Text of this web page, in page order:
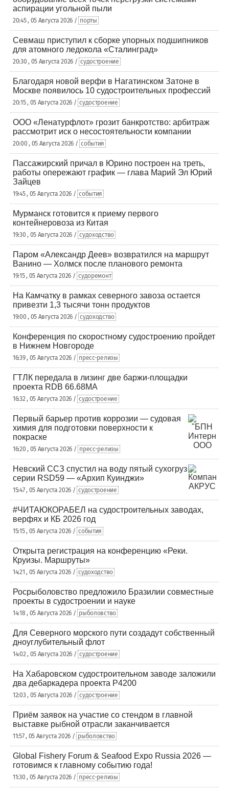
аспирации угольной пыли
20:45 , 05 Августа 2026 / порты
Севмаш приступил к сборке упорных подшипников
для атомного ледокола «Сталинград»
20:30 , 05 Августа 2026 / судостроение
Благодаря новой верфи в Нагатинском Затоне в
Москве появилось 10 судостроительных профессий
20:15 , 05 Августа 2026 / судостроение
ООО «Ленатурфлот» грозит банкротство: арбитраж
рассмотрит иск о несостоятельности компании
20:00 , 05 Августа 2026 / события
Пассажирский причал в Юрино построен на треть,
работы опережают график — глава Марий Эл Юрий
Зайцев
19:45 , 05 Августа 2026 / события
Мурманск готовится к приему первого
контейнеровоза из Китая
19:30 , 05 Августа 2026 / судоходство
Паром «Александр Деев» возвратился на маршрут
Ванино — Холмск после планового ремонта
19:15 , 05 Августа 2026 / судоремонт
На Камчатку в рамках северного завоза остается
привезти 1,3 тысячи тонн продуктов
19:00 , 05 Августа 2026 / судоходство
Конференция по скоростному судостроению пройдет
в Нижнем Новгороде
16:39 , 05 Августа 2026 / пресс-релизы
ГТЛК передала в лизинг две баржи-площадки
проекта RDB 66.68МА
16:32 , 05 Августа 2026 / судостроение
Первый барьер против коррозии — судовая
химия для подготовки поверхности к
покраске
16:20 , 05 Августа 2026 / пресс-релизы
Невский ССЗ спустил на воду пятый сухогруз
серии RSD59 — «Архип Куинджи»
15:47 , 05 Августа 2026 / судостроение
#ЧИТАЮКОРАБЕЛ на судостроительных заводах,
верфях и КБ 2026 год
15:15 , 05 Августа 2026 / события
Открыта регистрация на конференцию «Реки.
Круизы. Маршруты»
14:21 , 05 Августа 2026 / судоходство
Росрыболовство предложило Бразилии совместные
проекты в судостроении и науке
14:18 , 05 Августа 2026 / рыболовство
Для Северного морского пути создадут собственный
дноуглубительный флот
14:02 , 05 Августа 2026 / судостроение
На Хабаровском судостроительном заводе заложили
два дебаркадера проекта Р4200
12:03 , 05 Августа 2026 / судостроение
Приём заявок на участие со стендом в главной
выставке рыбной отрасли заканчивается
11:57 , 05 Августа 2026 / рыболовство
Global Fishery Forum & Seafood Expo Russia 2026 —
готовимся к главному событию года!
11:30 , 05 Августа 2026 / пресс-релизы